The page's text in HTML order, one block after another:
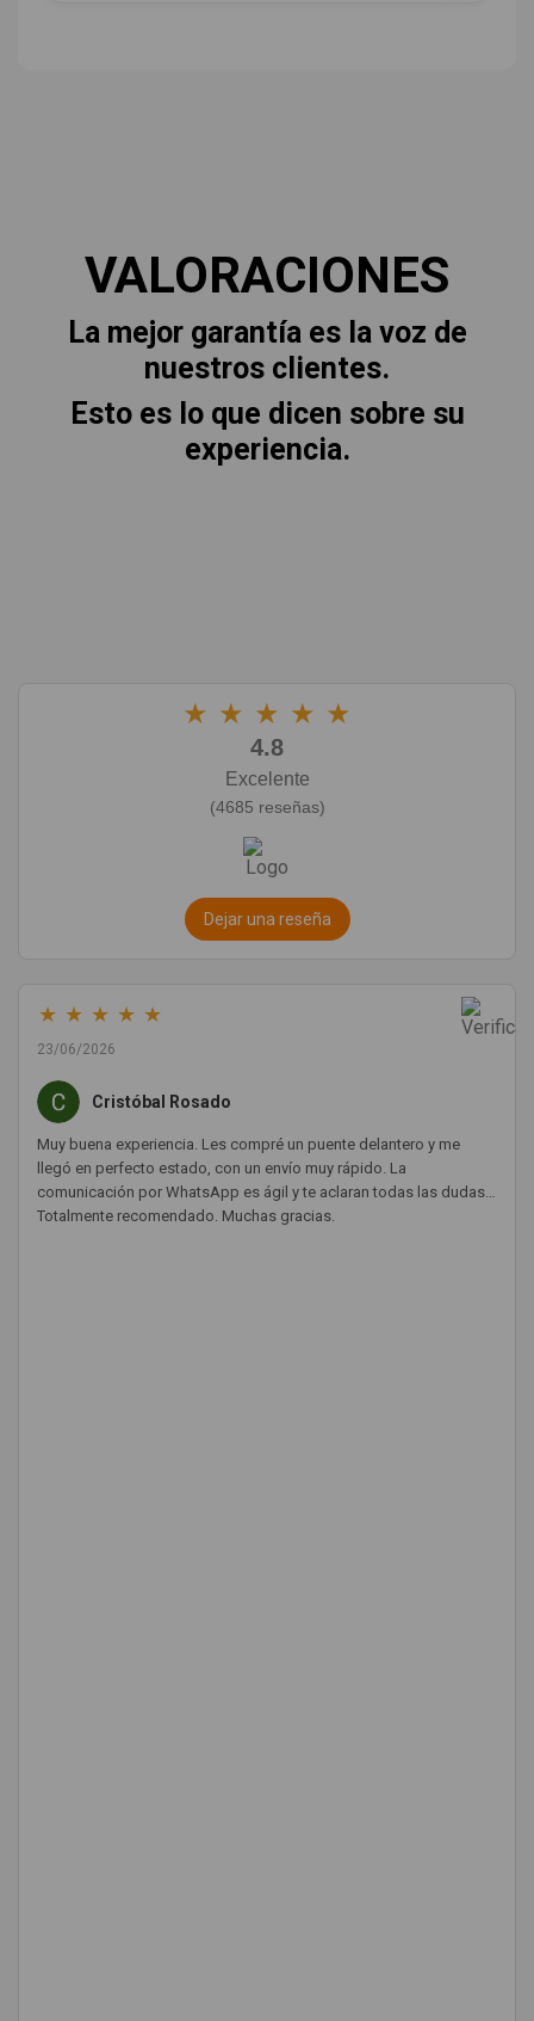
VALORACIONES
La mejor garantía es la voz de
nuestros clientes.
Esto es lo que dicen sobre su
experiencia.
★ ★ ★ ★ ★
4.8
Excelente
(4685 reseñas)
Dejar una reseña
★ ★ ★ ★ ★
23/06/2026
Cristóbal Rosado
Muy buena experiencia. Les compré un puente delantero y me
llegó en perfecto estado, con un envío muy rápido. La
comunicación por WhatsApp es ágil y te aclaran todas las dudas.
Totalmente recomendado. Muchas gracias.